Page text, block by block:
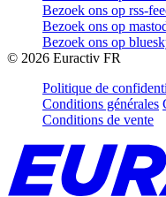
Bezoek ons op rss-
Bezoek ons op
Bezoek ons op
© 2026 Euractiv FR
Politique de
Conditions générales
Conditions de vente